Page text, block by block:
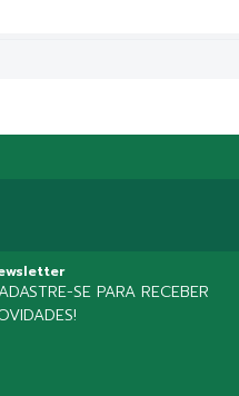
SE PARA RECEBER